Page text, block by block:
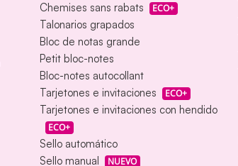
Chemises sans rabats ECO+
Talonarios grapados
Bloc de notas grande
Petit bloc-notes
Bloc-notes autocollant
Tarjetones e invitaciones
ECO+
Tarjetones e invitaciones con hendido
ECO+
Sello automático
Sello manual
NUEVO